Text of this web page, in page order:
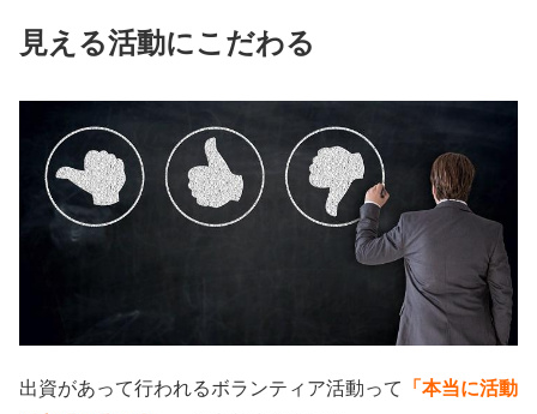
見える活動にこだわる
出資があって行われるボランティア活動って
「本当に活動